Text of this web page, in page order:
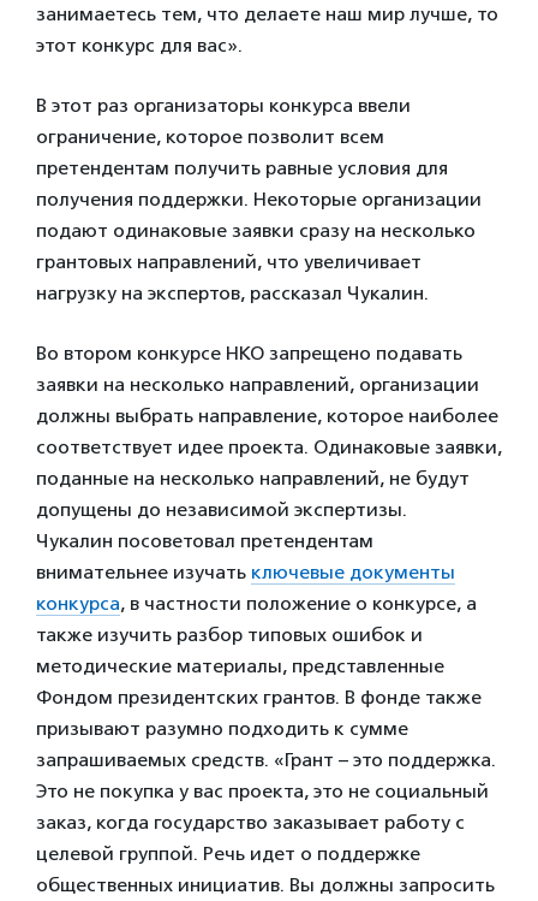
занимаетесь тем, что делаете наш мир лучше, то
этот конкурс для вас».
В этот раз организаторы конкурса ввели
ограничение, которое позволит всем
претендентам получить равные условия для
получения поддержки. Некоторые организации
подают одинаковые заявки сразу на несколько
грантовых направлений, что увеличивает
нагрузку на экспертов, рассказал Чукалин.
Во втором конкурсе НКО запрещено подавать
заявки на несколько направлений, организации
должны выбрать направление, которое наиболее
соответствует идее проекта. Одинаковые заявки,
поданные на несколько направлений, не будут
допущены до независимой экспертизы.
Чукалин посоветовал претендентам
внимательнее изучать ключевые документы
конкурса, в частности положение о конкурсе, а
также изучить разбор типовых ошибок и
методические материалы, представленные
Фондом президентских грантов. В фонде также
призывают разумно подходить к сумме
запрашиваемых средств. «Грант – это поддержка.
Это не покупка у вас проекта, это не социальный
заказ, когда государство заказывает работу с
целевой группой. Речь идет о поддержке
общественных инициатив. Вы должны запросить